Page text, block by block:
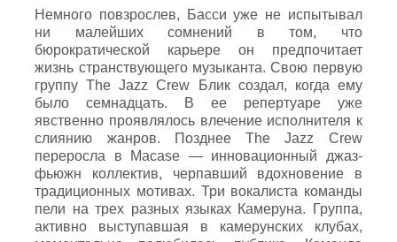
Немного повзрослев, Басси уже не испытывал
ни малейших сомнений в том, что
бюрократической карьере он предпочитает
жизнь странствующего музыканта. Свою первую
группу The Jazz Crew Блик создал, когда ему
было семнадцать. В ее репертуаре уже
явственно проявлялось влечение исполнителя к
слиянию жанров. Позднее The Jazz Crew
переросла в Macase — инновационный джаз-
фьюжн коллектив, черпавший вдохновение в
традиционных мотивах. Три вокалиста команды
пели на трех разных языках Камеруна. Группа,
активно выступавшая в камерунских клубах,